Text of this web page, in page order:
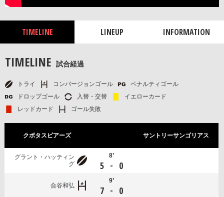
TIMELINE LINEUP INFORMATION
TIMELINE 試合経過
トライ コンバージョンゴール
ペナルティゴール
ドロップゴール
入替・交替
イエローカード
レッドカード
ゴール失敗
クボタスピアーズ サントリーサンゴリアス
グラント・ハッティン
グ
8’
5 - 0
合谷和弘
9’
7 - 0